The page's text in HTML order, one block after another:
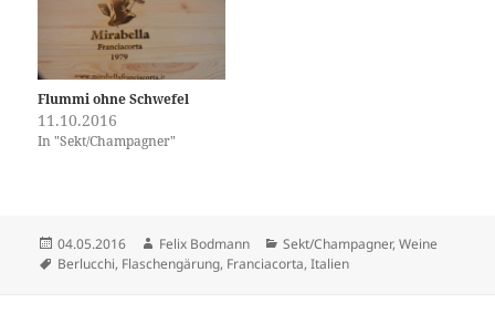
Flummi ohne Schwefel
11.10.2016
In "Sekt/Champagner"
Veröffentlicht
am
04.05.2016 Autor
Felix Bodmann Kategorien
Sekt/Champagner,Weine
Schlagwörter
Berlucchi, Flaschengärung, Franciacorta,Italien